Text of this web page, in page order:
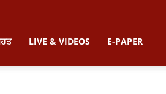
LIVE & VIDEOS E-PAPER